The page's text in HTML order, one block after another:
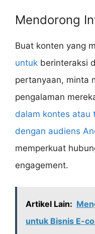
Mendorong
Buat konten yang
untuk berinteraksi
pertanyaan, minta
pengalaman
dalam kontes atau
dengan audiens
memperkuat
engagement.
Artikel Lain:
untuk Bisnis E-